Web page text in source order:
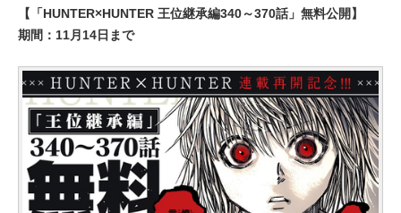
【「HUNTER×HUNTER 王位継承編340～370話」無料公開】
期間：11月14日まで